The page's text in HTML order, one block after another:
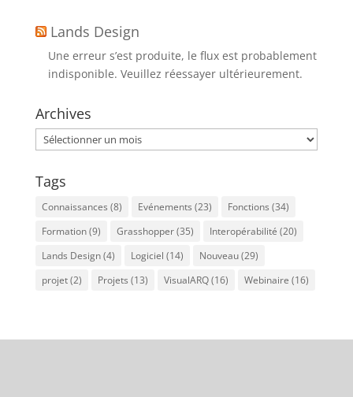
Lands Design
Une erreur s’est produite, le flux est probablement
indisponible. Veuillez réessayer ultérieurement.
Archives
Archives
Tags
Connaissances (8) Evénements (23) Fonctions (34)
Formation(9) Grasshopper(35) Interopérabilité (20)
Lands Design(4) Logiciel (14) Nouveau(29)
projet(2) Projets (13) VisualARQ(16) Webinaire (16)